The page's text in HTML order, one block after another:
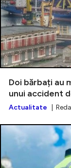
Doi bărbați au
unui accident
Actualitate |